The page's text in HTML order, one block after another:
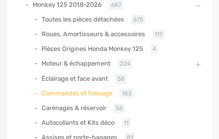
Monkey 125 2018-2026 687
Toutes les pièces détachées 675
Roues, Amortisseurs & accessoires 117
Pièces Origines Honda Monkey 125 4
Moteur & échappement 224
Éclairage et face avant 58
Commandes et freinage 183
Carénages & réservoir 56
Autocollants et Kits déco 11
Assises et porte-bagages 81